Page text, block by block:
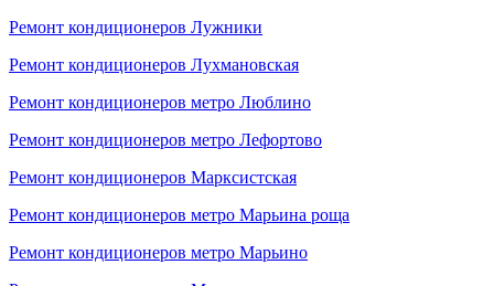
Ремонт кондиционеров Лужники
Ремонт кондиционеров Лухмановская
Ремонт кондиционеров метро Люблино
Ремонт кондиционеров метро Лефортово
Ремонт кондиционеров Марксистская
Ремонт кондиционеров метро Марьина роща
Ремонт кондиционеров метро Марьино